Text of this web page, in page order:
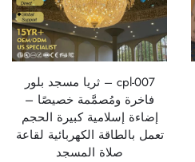
cpl-007 – ثريا مسجد بلور
فاخرة ومُصمَّمة خصيصًا –
إضاءة إسلامية كبيرة الحجم
تعمل بالطاقة الكهربائية لقاعة
صلاة المسجد